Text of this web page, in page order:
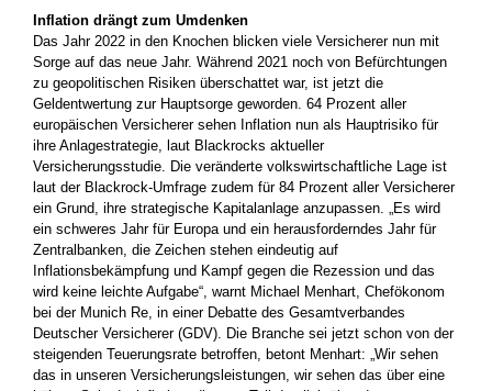
Inflation drängt zum Umdenken
Das Jahr 2022 in den Knochen blicken viele Versicherer nun mit
Sorge auf das neue Jahr. Während 2021 noch von Befürchtungen
zu geopolitischen Risiken überschattet war, ist jetzt die
Geldentwertung zur Hauptsorge geworden. 64 Prozent aller
europäischen Versicherer sehen Inflation nun als Hauptrisiko für
ihre Anlagestrategie, laut Blackrocks aktueller
Versicherungsstudie. Die veränderte volkswirtschaftliche Lage ist
laut der Blackrock-Umfrage zudem für 84 Prozent aller Versicherer
ein Grund, ihre strategische Kapitalanlage anzupassen. „Es wird
ein schweres Jahr für Europa und ein herausforderndes Jahr für
Zentralbanken, die Zeichen stehen eindeutig auf
Inflationsbekämpfung und Kampf gegen die Rezession und das
wird keine leichte Aufgabe“, warnt Michael Menhart, Chefökonom
bei der Munich Re, in einer Debatte des Gesamtverbandes
Deutscher Versicherer (GDV). Die Branche sei jetzt schon von der
steigenden Teuerungsrate betroffen, betont Menhart: „Wir sehen
das in unseren Versicherungsleistungen, wir sehen das über eine